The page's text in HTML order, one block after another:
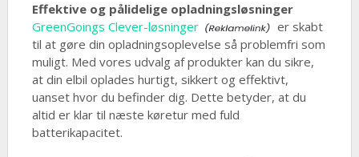
Effektive og pålidelige opladningsløsninger
GreenGoings Clever-løsninger
er skabt
til at gøre din opladningsoplevelse så problemfri som
muligt. Med vores udvalg af produkter kan du sikre,
at din elbil oplades hurtigt, sikkert og effektivt,
uanset hvor du befinder dig. Dette betyder, at du
altid er klar til næste køretur med fuld
batterikapacitet.